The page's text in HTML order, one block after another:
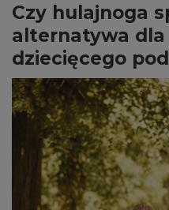
Czy hulajnoga
alternatywa dla
dziecięcego